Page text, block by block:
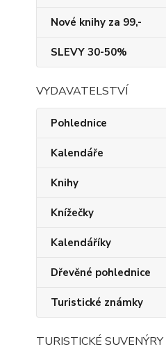
Nové knihy za 99,-
SLEVY 30-50%
VYDAVATELSTVÍ
Pohlednice
Kalendáře
Knihy
Knížečky
Kalendáříky
Dřevěné pohlednice
Turistické známky
TURISTICKÉ SUVENÝRY